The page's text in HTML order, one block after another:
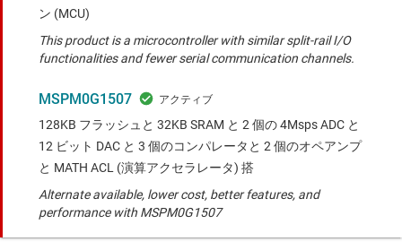
ン (MCU)
This product is a microcontroller with similar split-rail I/O
functionalities and fewer serial communication channels.
MSPM0G1507
128KB フラッシュと 32KB SRAM と 2 個の 4Msps ADC と
12 ビット DAC と 3 個のコンパレータと 2 個のオペアンプ
と MATH ACL (演算アクセラレータ) 搭
Alternate available, lower cost, better features, and
performance with MSPM0G1507